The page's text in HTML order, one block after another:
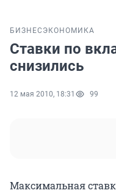
БИЗНЕС ЭКОНОМИКА
Ставки по
снизились
12 мая 2010, 18:31 99
Максимальная